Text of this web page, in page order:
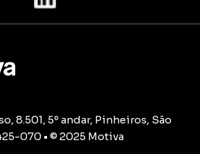
8.501, 5º andar, Pinheiros, São
070 • © 2025 Motiva